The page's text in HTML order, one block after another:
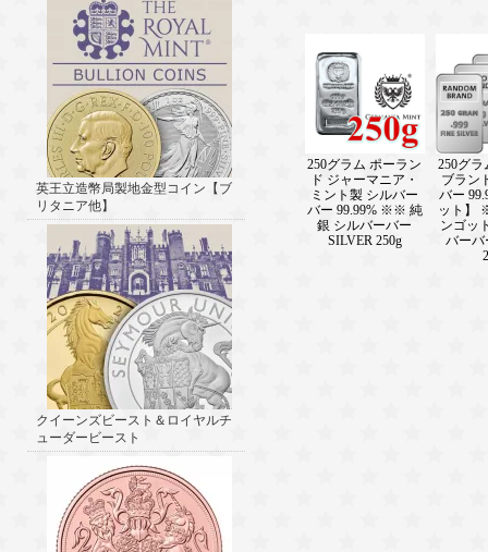
英王立造幣局製地金型コイン【ブ
リタニア他】
クイーンズビースト＆ロイヤルチ
ューダービースト
250グラム ポーラン
ド ジャーマニア・
ミント製 シルバー
バー 99.99% ※※ 純
銀 シルバーバー
SILVER 250g
250グ
ブラン
バー
ット】
ンゴッ
バーバ